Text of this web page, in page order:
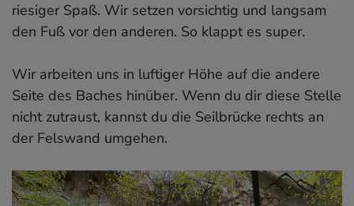
riesiger Spaß. Wir setzen vorsichtig und langsam
den Fuß vor den anderen. So klappt es super.
Wir arbeiten uns in luftiger Höhe auf die andere
Seite des Baches hinüber. Wenn du dir diese Stelle
nicht zutraust, kannst du die Seilbrücke rechts an
der Felswand umgehen.